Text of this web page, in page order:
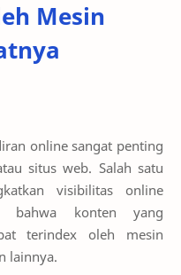
Mesin
online sangat penting
situs web. Salah satu
visibilitas online
bahwa konten yang
terindex oleh mesin
lainnya.